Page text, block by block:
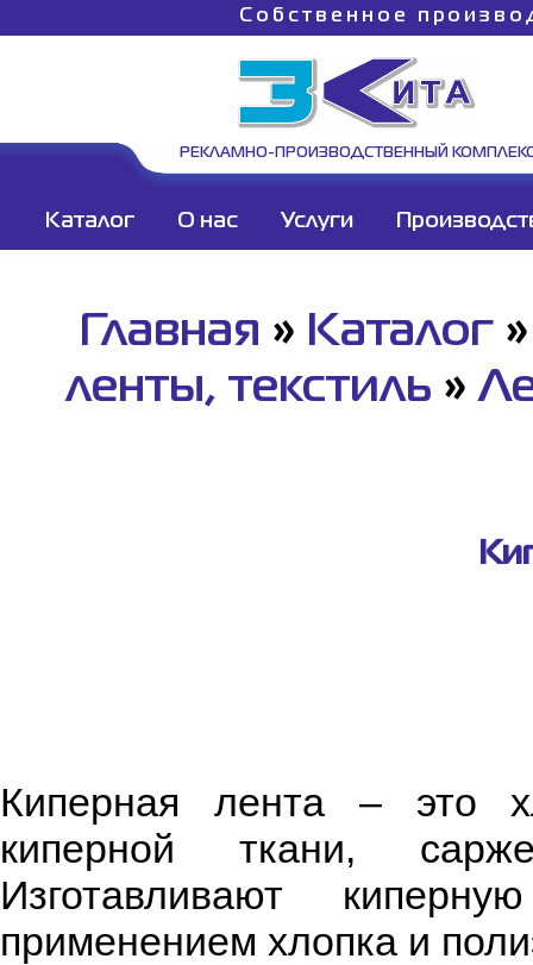
Собственное
РЕКЛАМНО-ПРОИЗВОДСТВЕННЫЙ
Каталог О нас Услуги
Главная » Каталог
ленты, текстиль »
Киперная лента – это
киперной ткани,
Изготавливают
применением хлопка и